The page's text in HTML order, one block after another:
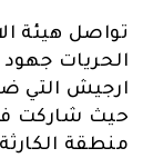
تواصل هيئة
الحريات
ارجيش التي
حيث شاركت
منطقة